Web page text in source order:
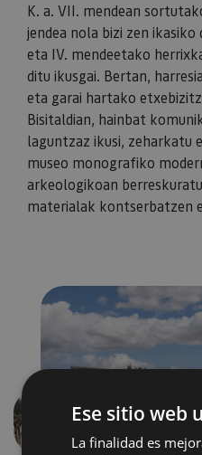
K. a. VII. mendean
jendea nola bizi zen
eta IV. mendeetako
ditu ikusgai. Bertan,
eta garai hartako
Bisitaldian, hainbat
laguntzaz ikusi, zeharkatu
museo monografiko
arkeologikoan
materialak kontserbatzen
Ese sitio web
La finalidad es